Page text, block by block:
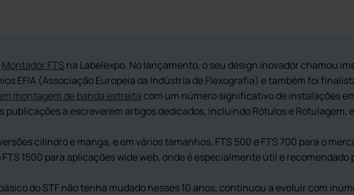
Montador FTS na Labelexpo. No lançamento, o seu design inovador chamou
EFIA (Associação Europeia da Indústria de Flexografia) e também foi
montagem de banda estreita com um número significativo de instalações
a escreverem artigos dedicados, incluindo Rótulos e Rotulagem,
cilindro e manga, e em vários tamanhos, FTS 500 e FTS 700 para o
1500 para aplicações wide web, onde é especialmente útil e
do STF não tenha mudado nesses 10 anos, continuou a evoluir com